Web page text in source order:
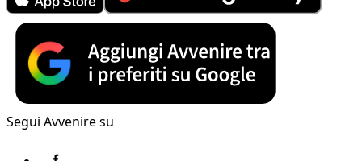
Segui Avvenire su